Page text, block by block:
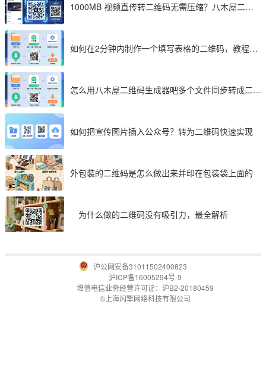
1000MB 视频直传转二维码无需压缩？八木屋二维
如何在2分钟内制作一个填写表格的二维码，教程分
怎么用八木屋二维码生成器吧多个文件同步转成二维
如何把宣传图片插入公众号？转为二维码快速实现
外包装的二维码是怎么做出来并印在包装袋上面的
为什么做的二维码没有吸引力，最全解析
沪公网安备31011502400823
沪ICP备16005294号-9
增值电信业务经营许可证：沪B2-20180459
©上海闪擎网络科技有限公司